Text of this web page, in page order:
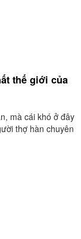
thế giới của
mà cái khó ở đây
thợ hàn chuyên